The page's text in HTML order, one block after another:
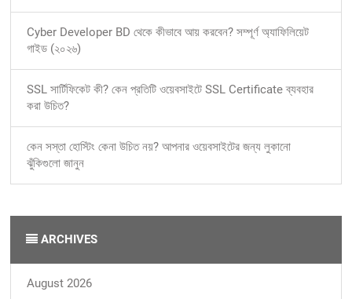
Cyber Developer BD থেকে কীভাবে আয় করবেন? সম্পূর্ণ অ্যাফিলিয়েট
গাইড (২০২৬)
SSL সার্টিফিকেট কী? কেন প্রতিটি ওয়েবসাইটে SSL Certificate ব্যবহার
করা উচিত?
কেন সস্তা হোস্টিং কেনা উচিত নয়? আপনার ওয়েবসাইটের জন্য লুকানো
ঝুঁকিগুলো জানুন
ARCHIVES
August 2026